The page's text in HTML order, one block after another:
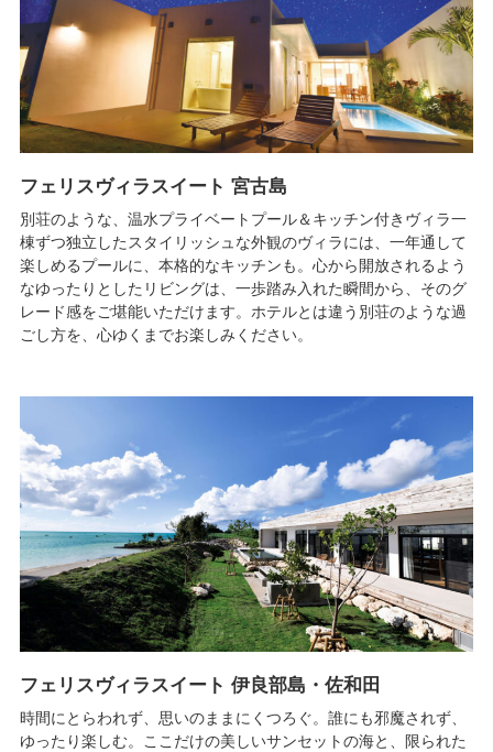
フェリスヴィラスイート 宮古島
別荘のような、温水プライベートプール＆キッチン付きヴィラ一
棟ずつ独立したスタイリッシュな外観のヴィラには、一年通して
楽しめるプールに、本格的なキッチンも。心から開放されるよう
なゆったりとしたリビングは、一歩踏み入れた瞬間から、そのグ
レード感をご堪能いただけます。ホテルとは違う別荘のような過
ごし方を、心ゆくまでお楽しみください。
フェリスヴィラスイート 伊良部島・佐和田
時間にとらわれず、思いのままにくつろぐ。誰にも邪魔されず、
ゆったり楽しむ。ここだけの美しいサンセットの海と、限られた